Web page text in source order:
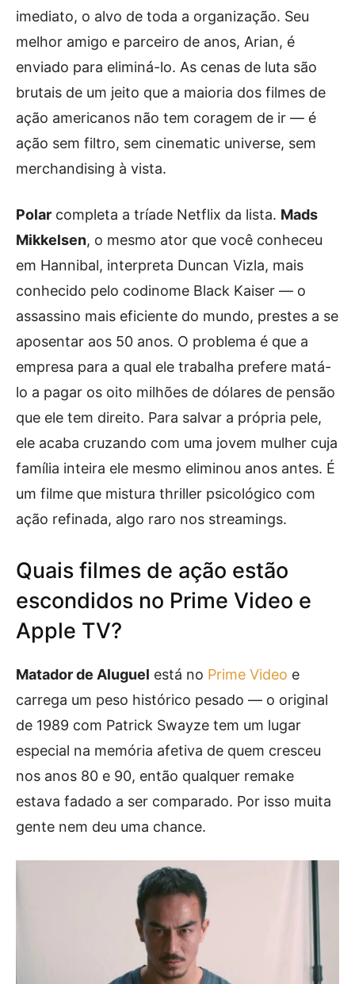
imediato, o alvo de toda a organização. Seu
melhor amigo e parceiro de anos, Arian, é
enviado para eliminá-lo. As cenas de luta são
brutais de um jeito que a maioria dos filmes de
ação americanos não tem coragem de ir — é
ação sem filtro, sem cinematic universe, sem
merchandising à vista.
Polar completa a tríade Netflix da lista. Mads
Mikkelsen, o mesmo ator que você conheceu
em Hannibal, interpreta Duncan Vizla, mais
conhecido pelo codinome Black Kaiser — o
assassino mais eficiente do mundo, prestes a se
aposentar aos 50 anos. O problema é que a
empresa para a qual ele trabalha prefere matá-
lo a pagar os oito milhões de dólares de pensão
que ele tem direito. Para salvar a própria pele,
ele acaba cruzando com uma jovem mulher cuja
família inteira ele mesmo eliminou anos antes. É
um filme que mistura thriller psicológico com
ação refinada, algo raro nos streamings.
Quais filmes de ação estão
escondidos no Prime Video e
Apple TV?
Matador de Aluguel está no Prime Video e
carrega um peso histórico pesado — o original
de 1989 com Patrick Swayze tem um lugar
especial na memória afetiva de quem cresceu
nos anos 80 e 90, então qualquer remake
estava fadado a ser comparado. Por isso muita
gente nem deu uma chance.